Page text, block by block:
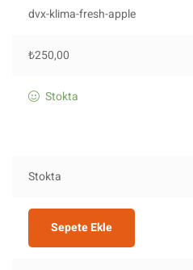
dvx-klima-fresh-apple
₺250,00
Stokta
Stokta
Sepete Ekle